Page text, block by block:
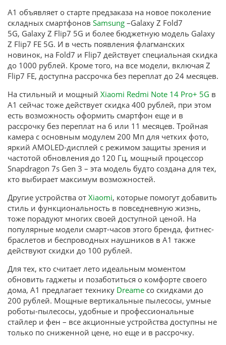
А1 объявляет о старте предзаказа на новое поколение
складных смартфонов Samsung –Galaxy Z Fold7
5G, Galaxy Z Flip7 5G и более бюджетную модель Galaxy
Z Flip7 FE 5G. И в честь появления флагманских
новинок, на Fold7 и Flip7 действует специальная скидка
до 1000 рублей. Кроме того, на все модели, включая Z
Flip7 FE, доступна рассрочка без переплат до 24 месяцев.
На стильный и мощный Xiaomi Redmi Note 14 Pro+ 5G в
А1 сейчас тоже действует скидка 400 рублей, при этом
есть возможность оформить смартфон еще и в
рассрочку без переплат на 6 или 11 месяцев. Тройная
камера с основным модулем 200 Мп для четких фото,
яркий AMOLED-дисплей с режимом защиты зрения и
частотой обновления до 120 Гц, мощный процессор
Snapdragon 7s Gen 3 – эта модель будто создана для тех,
кто выбирает максимум возможностей.
Другие устройства от Xiaomi, которые помогут добавить
стиль и функциональность в повседневную жизнь,
тоже порадуют многих своей доступной ценой. На
популярные модели смарт-часов этого бренда, фитнес-
браслетов и беспроводных наушников в А1 также
действуют скидки до 100 рублей.
Для тех, кто считает лето идеальным моментом
обновить гаджеты и позаботиться о комфорте своего
дома, А1 предлагает технику Dreame со скидками до
200 рублей. Мощные вертикальные пылесосы, умные
роботы-пылесосы, удобные и профессиональные
стайлер и фен – все акционные устройства доступны не
только по сниженной цене, но еще и в рассрочку.